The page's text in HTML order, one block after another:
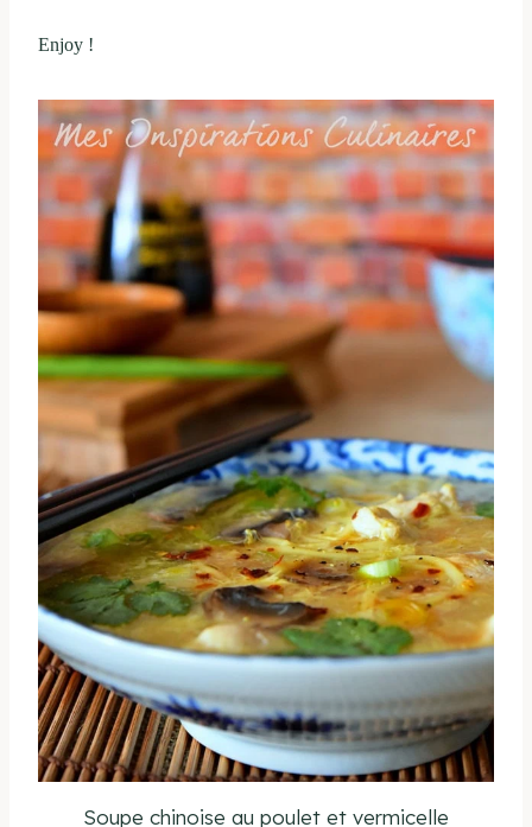
Enjoy !
Soupe chinoise au poulet et vermicelle